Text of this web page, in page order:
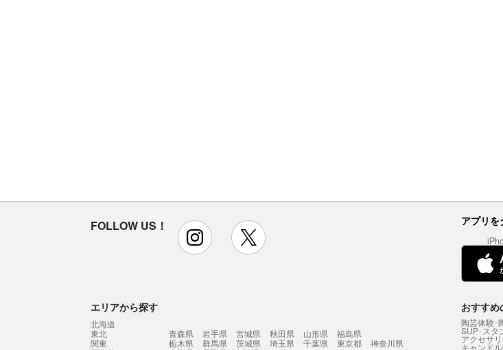
FOLLOW US！ instagram アプリを
エリアから探す
北海道
東北
青森県 岩手県 宮城県 秋田県 山形県
福島県
関東
栃木県 群馬県 茨城県 埼玉県 千葉県 東京都
神奈川県
おすす
陶芸体験･
SUP･スタ
アクセサ
キャンド